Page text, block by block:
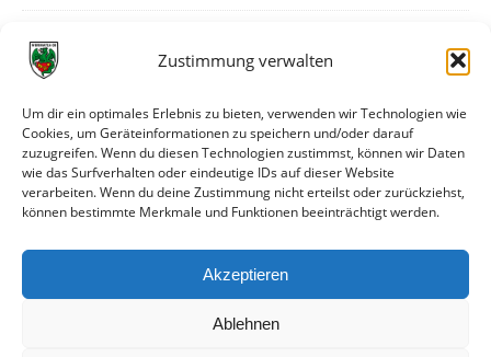
Zustimmung verwalten
Um dir ein optimales Erlebnis zu bieten, verwenden wir Technologien wie
Cookies, um Geräteinformationen zu speichern und/oder darauf
zuzugreifen. Wenn du diesen Technologien zustimmst, können wir Daten
wie das Surfverhalten oder eindeutige IDs auf dieser Website
verarbeiten. Wenn du deine Zustimmung nicht erteilst oder zurückziehst,
können bestimmte Merkmale und Funktionen beeinträchtigt werden.
Akzeptieren
Ablehnen
31. Juli 2026
30. Juli 2026
Deine Spielminute: 89+1
28. Juli 2026
Neuer Rückensponsor
Neue Podcast-Folge: So tickt Björn!
27. Juli 2026